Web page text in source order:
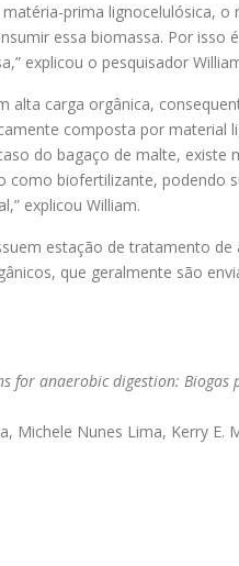
prima lignocelulósica,
essa biomassa. Por isso
explicou o pesquisador
alta carga orgânica,
composta por material
do bagaço de malte, existe
como biofertilizante, podendo
explicou William.
estação de tratamento de
que geralmente são
for anaerobic digestion:
Michele Nunes Lima, Kerry E.